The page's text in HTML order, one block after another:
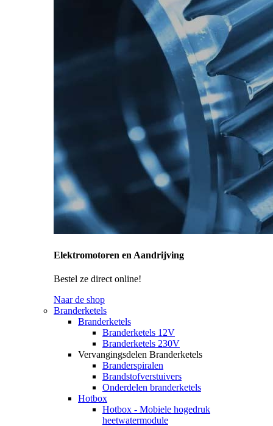
Elektromotoren en Aandrijving
Bestel ze direct online!
Naar de shop
Branderketels
Branderketels
Branderketels 12V
Branderketels 230V
Vervangingsdelen Branderketels
Branderspiralen
Brandstofverstuivers
Onderdelen branderketels
Hotbox
Hotbox - Mobiele hogedruk
heetwatermodule